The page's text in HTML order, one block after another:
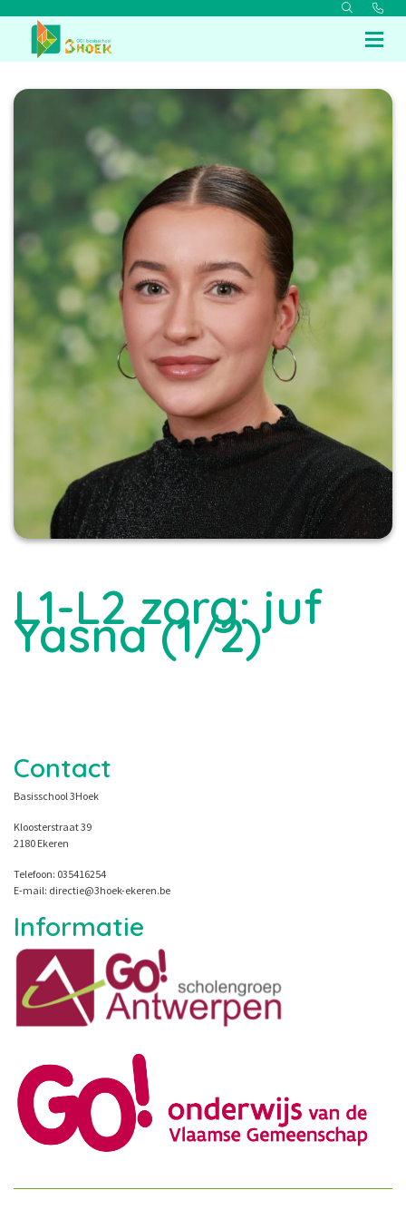
L1-L2 zorg: juf
Yasna (1/2)
Contact
Basisschool 3Hoek
Kloosterstraat 39
2180 Ekeren
Telefoon: 035416254
E-mail: directie@3hoek-ekeren.be
Informatie